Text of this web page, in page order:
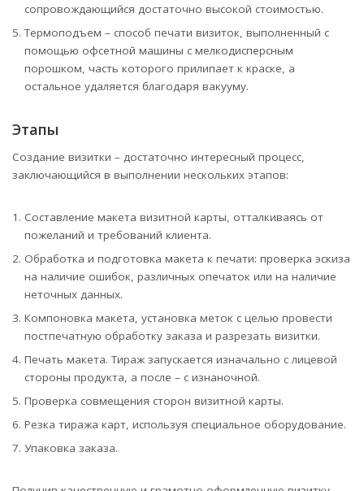
сопровождающийся достаточно высокой стоимостью.
Термоподъем – способ печати визиток, выполненный с
помощью офсетной машины с мелкодисперсным
порошком, часть которого прилипает к краске, а
остальное удаляется благодаря вакууму.
Этапы
Создание визитки – достаточно интересный процесс,
заключающийся в выполнении нескольких этапов:
Составление макета визитной карты, отталкиваясь от
пожеланий и требований клиента.
Обработка и подготовка макета к печати: проверка эскиза
на наличие ошибок, различных опечаток или на наличие
неточных данных.
Компоновка макета, установка меток с целью провести
постпечатную обработку заказа и разрезать визитки.
Печать макета. Тираж запускается изначально с лицевой
стороны продукта, а после – с изнаночной.
Проверка совмещения сторон визитной карты.
Резка тиража карт, используя специальное оборудование.
Упаковка заказа.